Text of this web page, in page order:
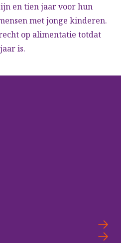
en tien jaar voor hun
met jonge kinderen.
op alimentatie totdat
is.